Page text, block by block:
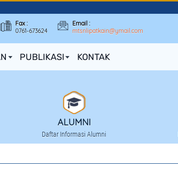
Fax :
0761-673624
Email :
mtsnlipatkain@ymail.com
PUBLIKASI KONTAK
ALUMNI
Daftar Informasi Alumni